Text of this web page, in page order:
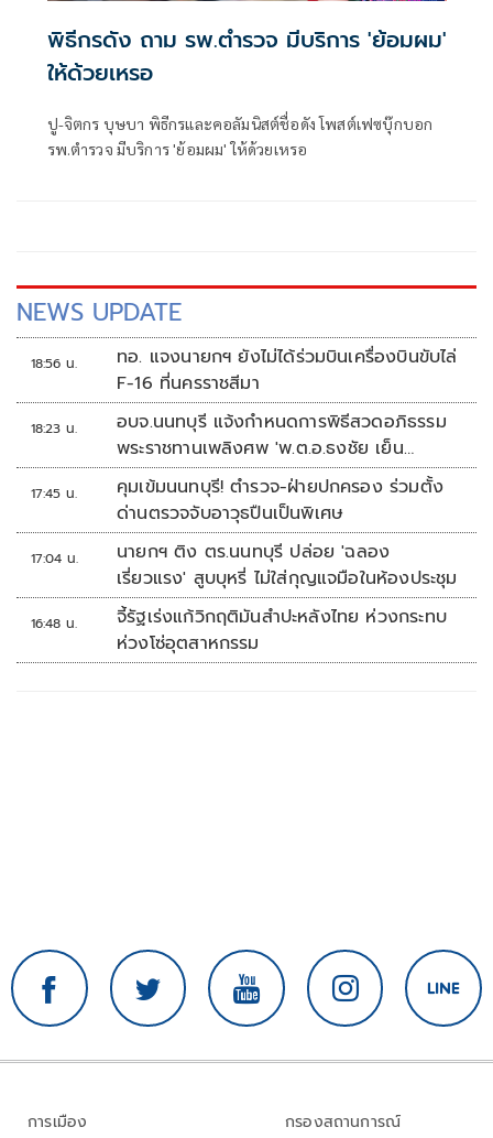
พิธีกรดัง ถาม รพ.ตำรวจ มีบริการ 'ย้อมผม'
ให้ด้วยเหรอ
ปู-จิตกร บุษบา พิธีกรและคอลัมนิสต์ชื่อดัง โพสต์เฟซบุ๊กบอก
รพ.ตำรวจ มีบริการ 'ย้อมผม' ให้ด้วยเหรอ
NEWS UPDATE
18:56 น.
ทอ. แจงนายกฯ ยังไม่ได้ร่วมบินเครื่องบินขับไล่
F-16 ที่นครราชสีมา
18:23 น.
อบจ.นนทบุรี แจ้งกำหนดการพิธีสวดอภิธรรม
พระราชทานเพลิงศพ 'พ.ต.อ.ธงชัย เย็น
ประเสริฐ'
17:45 น.
คุมเข้มนนทบุรี! ตำรวจ-ฝ่ายปกครอง ร่วมตั้ง
ด่านตรวจจับอาวุธปืนเป็นพิเศษ
17:04 น.
นายกฯ ติง ตร.นนทบุรี ปล่อย 'ฉลอง
เรี่ยวแรง' สูบบุหรี่ ไม่ใส่กุญแจมือในห้องประชุม
16:48 น.
จี้รัฐเร่งแก้วิกฤติมันสำปะหลังไทย ห่วงกระทบ
ห่วงโซ่อุตสาหกรรม
การเมือง
กรองสถานการณ์